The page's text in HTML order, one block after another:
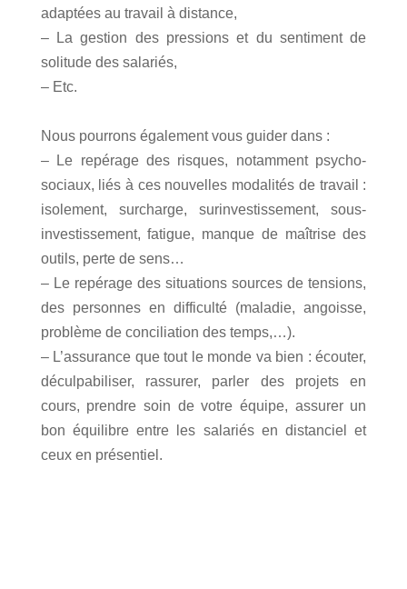
adaptées au travail à distance,
– La gestion des pressions et du sentiment de
solitude des salariés,
– Etc.
Nous pourrons également vous guider dans :
– Le repérage des risques, notamment psycho-
sociaux, liés à ces nouvelles modalités de travail :
isolement, surcharge, surinvestissement, sous-
investissement, fatigue, manque de maîtrise des
outils, perte de sens…
– Le repérage des situations sources de tensions,
des personnes en difficulté (maladie, angoisse,
problème de conciliation des temps,…).
– L’assurance que tout le monde va bien : écouter,
déculpabiliser, rassurer, parler des projets en
cours, prendre soin de votre équipe, assurer un
bon équilibre entre les salariés en distanciel et
ceux en présentiel.